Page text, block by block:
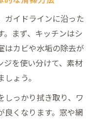
ガイドラインに沿った
。まず、キッチンはシ
はカビや水垢の除去が
ジを使い分けて、素材
ょう。
しっかり拭き取り、ワ
良くなります。窓や網